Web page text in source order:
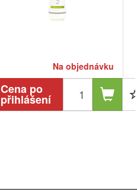
Na objednávku
Cena po
přihlášení